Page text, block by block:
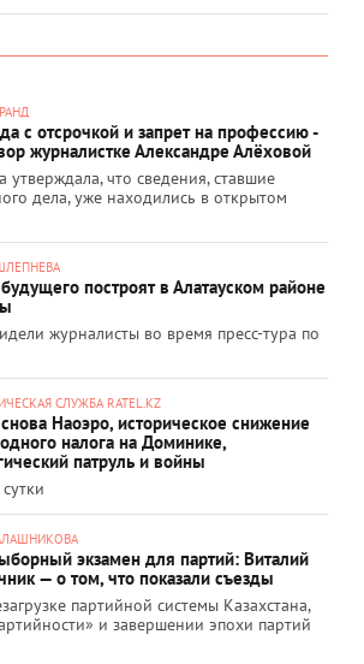
с отсрочкой и запрет на профессию -
журналистке Александре Алёховой
утверждала, что сведения, ставшие
дела, уже находились в открытом
построят в Алатауском районе
журналисты во время пресс-тура по
СЛУЖБА RATEL.KZ
Наоэро, историческое снижение
налога на Доминике,
патруль и войны
экзамен для партий: Виталий
— о том, что показали съезды
партийной системы Казахстана,
и завершении эпохи партий